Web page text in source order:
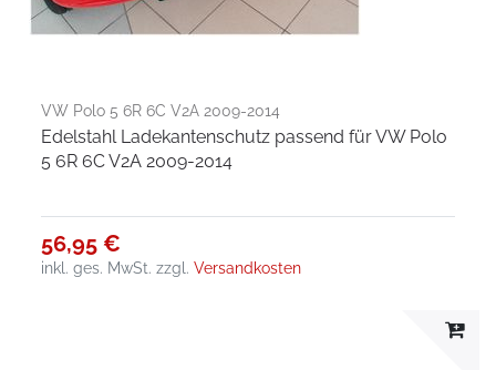
VW Polo 5 6R 6C V2A 2009-2014
Edelstahl Ladekantenschutz passend für VW Polo
5 6R 6C V2A 2009-2014
56,95 €
inkl. ges. MwSt. zzgl.Versandkosten